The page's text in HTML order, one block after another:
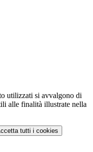
utilizzati si avvalgono di
alle finalità illustrate nella
tutti i cookies